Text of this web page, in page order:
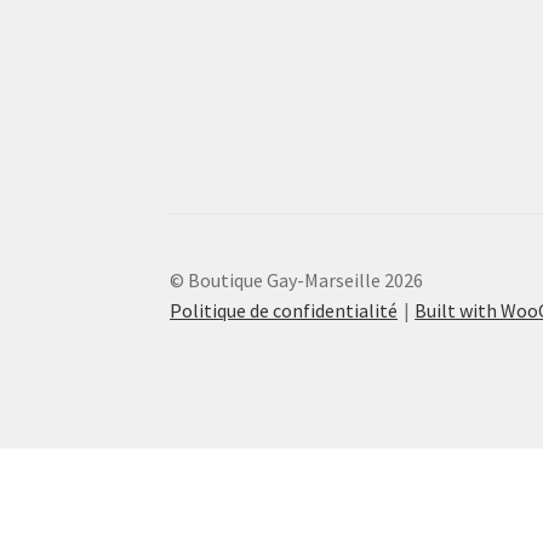
© Boutique Gay-Marseille 2026
Politique de confidentialité
Built with